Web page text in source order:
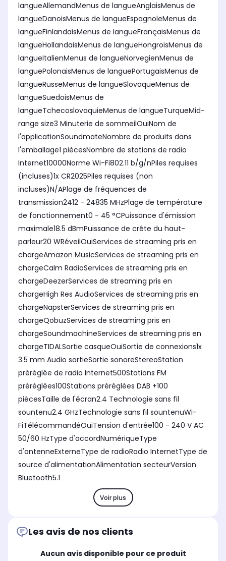
langueAllemandMenus de langueAnglaisMenus de
langueDanoisMenus de langueEspagnoleMenus de
langueFinlandaisMenus de langueFrançaisMenus de
langueHollandaisMenus de langueHongroisMenus de
langueItalienMenus de langueNorvegienMenus de
languePolonaisMenus de languePortugaisMenus de
langueRusseMenus de langueSlovaqueMenus de
langueSuedoisMenus de
langueTchecoslovaquieMenus de langueTurqueMid-
range size3 Minuterie de sommeilOuiNom de
l'applicationSoundmateNombre de produits dans
l'emballage1 piècesNombre de stations de radio
Internet10000Norme Wi-Fi802.11 b/g/nPiles requises
(incluses)1x CR2025Piles requises (non
incluses)N/APlage de fréquences de
transmission2412 - 24835 MHzPlage de température
de fonctionnement0 - 45 °CPuissance d'émission
maximale18.5 dBmPuissance de crête du haut-
parleur20 WRéveilOuiServices de streaming pris en
chargeAmazon MusicServices de streaming pris en
chargeCalm RadioServices de streaming pris en
chargeDeezerServices de streaming pris en
chargeHigh Res AudioServices de streaming pris en
chargeNapsterServices de streaming pris en
chargeQobuzServices de streaming pris en
chargeSoundmachineServices de streaming pris en
chargeTIDALSortie casqueOuiSortie de connexions1x
3.5 mm Audio sortieSortie sonoreStereoStation
préréglée de radio Internet500Stations FM
préréglées100Stations préréglées DAB +100
piècesTaille de l'écran2.4 Technologie sans fil
sountenu2.4 GHzTechnologie sans fil sountenuWi-
FiTélécommandéOuiTension d'entrée100 - 240 V AC
50/60 HzType d'accordNumériqueType
d'antenneExterneType de radioRadio InternetType de
source d'alimentationAlimentation secteurVersion
Bluetooth5.1
Voir plus
Les avis de nos clients
Aucun avis disponible pour ce produit